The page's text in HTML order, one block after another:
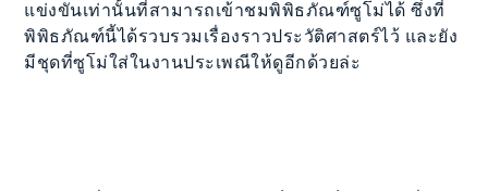
แข่งขันเท่านั้นที่สามารถเข้าชมพิพิธภัณฑ์ซูโม่ได้ ซึ่งที่
พิพิธภัณฑ์นี้ได้รวบรวมเรื่องราวประวัติศาสตร์ไว้ และยัง
มีชุดที่ซูโม่ใส่ในงานประเพณีให้ดูอีกด้วยล่ะ